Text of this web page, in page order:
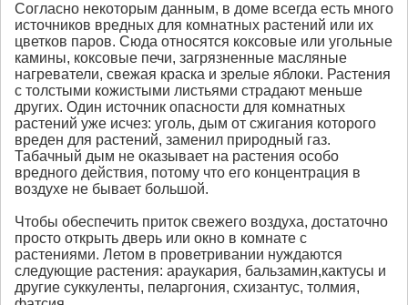
Согласно некоторым данным, в доме всегда есть много
источников вредных для комнатных растений или их
цветков паров. Сюда относятся коксовые или угольные
камины, коксовые печи, загрязненные масляные
нагреватели, свежая краска и зрелые яблоки. Растения
с толстыми кожистыми листьями страдают меньше
других. Один источник опасности для комнатных
растений уже исчез: уголь, дым от сжигания которого
вреден для растений, заменил природный газ.
Табачный дым не оказывает на растения особо
вредного действия, потому что его концентрация в
воздухе не бывает большой.
Чтобы обеспечить приток свежего воздуха, достаточно
просто открыть дверь или окно в комнате с
растениями. Летом в проветривании нуждаются
следующие растения: араукария, бальзамин,кактусы и
другие суккуленты, пеларгония, схизантус, толмия,